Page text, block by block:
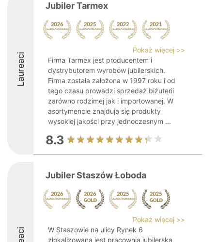
Laureaci
Jubiler Tarmex
Pokaż więcej >>
Firma Tarmex jest producentem i
dystrybutorem wyrobów jubilerskich.
Firma została założona w 1997 roku i od
tego czasu prowadzi sprzedaż biżuterii
zarówno rodzimej jak i importowanej. W
asortymencie znajdują się produkty
wysokiej jakości przy jednoczesnym ...
8.3
Jubiler Staszów Łoboda
Pokaż więcej >>
W Staszowie na ulicy Rynek 6
zlokalizowana jest pracownia jubilerska